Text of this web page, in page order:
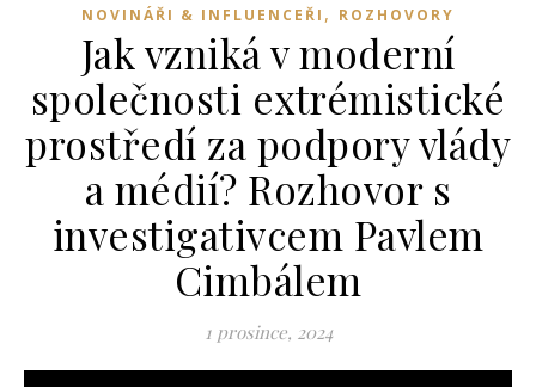
NOVINÁŘI & INFLUENCEŘI , ROZHOVORY
Jak vzniká v moderní
společnosti extrémistické
prostředí za podpory vlády
a médií? Rozhovor s
investigativcem Pavlem
Cimbálem
1 prosince, 2024